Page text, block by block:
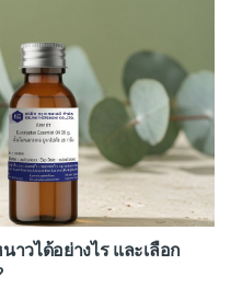
วได้อย่างไร และเลือก